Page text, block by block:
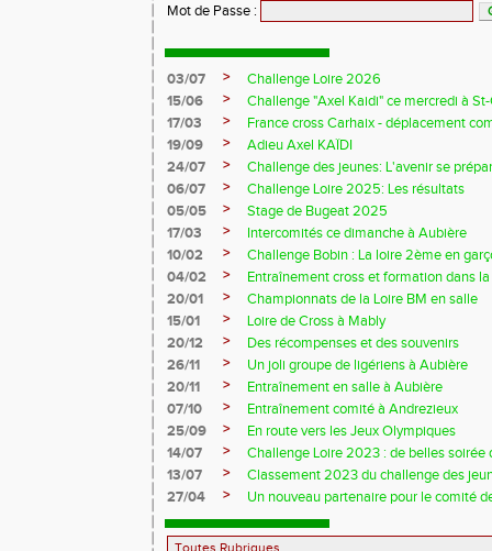
Mot de Passe :
03/07 >
Challenge Loire 2026
15/06
>
Challenge "Axel Kaidi" ce mercredi à
17/03
>
France cross Carhaix - déplacement
19/09
>
Adieu Axel KAÏDI
24/07
>
Challenge des jeunes: L'avenir se
06/07
>
Challenge Loire 2025: Les résultats
05/05
>
Stage de Bugeat 2025
17/03
>
Intercomités ce dimanche à Aubière
10/02
>
Challenge Bobin : La loire 2ème en
04/02
>
Entraînement cross et formation dans
20/01
>
Championnats de la Loire BM en salle
15/01
>
Loire de Cross à Mably
20/12
>
Des récompenses et des souvenirs
26/11
>
Un joli groupe de ligériens à Aubière
20/11
>
Entraînement en salle à Aubière
07/10
>
Entraînement comité à Andrezieux
25/09
>
En route vers les Jeux Olympiques
14/07
>
Challenge Loire 2023 : de belles soirée
13/07
>
Classement 2023 du challenge des
27/04
> Un nouveau partenaire pour le comité